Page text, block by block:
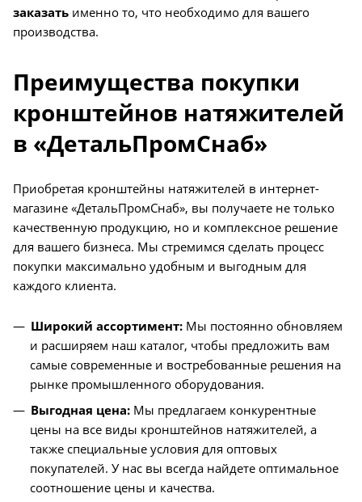
заказать именно то, что необходимо для вашего
производства.
Преимущества покупки
кронштейнов натяжителей
в «ДетальПромСнаб»
Приобретая кронштейны натяжителей в интернет-
магазине «ДетальПромСнаб», вы получаете не только
качественную продукцию, но и комплексное решение
для вашего бизнеса. Мы стремимся сделать процесс
покупки максимально удобным и выгодным для
каждого клиента.
Широкий ассортимент: Мы постоянно обновляем
и расширяем наш каталог, чтобы предложить вам
самые современные и востребованные решения на
рынке промышленного оборудования.
Выгодная цена: Мы предлагаем конкурентные
цены на все виды кронштейнов натяжителей, а
также специальные условия для оптовых
покупателей. У нас вы всегда найдете оптимальное
соотношение цены и качества.